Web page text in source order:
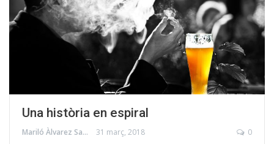
Una història en espiral
Mariló Àlvarez Sanchis 31 març, 2018 0